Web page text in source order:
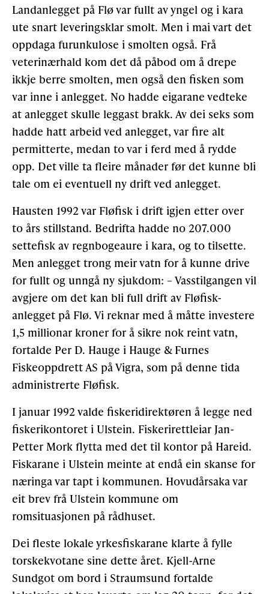
Landanlegget på Flø var fullt av yngel og i kara
ute snart leveringsklar smolt. Men i mai vart det
oppdaga furunkulose i smolten også. Frå
veterinærhald kom det då påbod om å drepe
ikkje berre smolten, men også den fisken som
var inne i anlegget. No hadde eigarane vedteke
at anlegget skulle leggast brakk. Av dei seks som
hadde hatt arbeid ved anlegget, var fire alt
permitterte, medan to var i ferd med å rydde
opp. Det ville ta fleire månader før det kunne bli
tale om ei eventuell ny drift ved anlegget.
Hausten 1992 var Fløfisk i drift igjen etter over
to års stillstand. Bedrifta hadde no 207.000
settefisk av regnbogeaure i kara, og to tilsette.
Men anlegget trong meir vatn for å kunne drive
for fullt og unngå ny sjukdom: – Vasstilgangen vil
avgjere om det kan bli full drift av Fløfisk-
anlegget på Flø. Vi reknar med å måtte investere
1,5 millionar kroner for å sikre nok reint vatn,
fortalde Per D. Hauge i Hauge & Furnes
Fiskeoppdrett AS på Vigra, som på denne tida
administrerte Fløfisk.
I januar 1992 valde fiskeridirektøren å legge ned
fiskerikontoret i Ulstein. Fiskerirettleiar Jan-
Petter Mork flytta med det til kontor på Hareid.
Fiskarane i Ulstein meinte at endå ein skanse for
næringa var tapt i kommunen. Hovudårsaka var
eit brev frå Ulstein kommune om
romsituasjonen på rådhuset.
Dei fleste lokale yrkesfiskarane klarte å fylle
torskekvotane sine dette året. Kjell-Arne
Sundgot om bord i Straumsund fortalde